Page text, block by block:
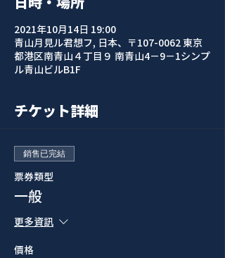
2021年10月14日 19:00
青山月見ル君想フ, 日本、〒107-0062 東京
都港区南青山４丁目９ 南青山4−9−1シンプ
ル青山ビルB1F
チケット詳細
銷售已完結
票券類型
一般
更多資訊
價格